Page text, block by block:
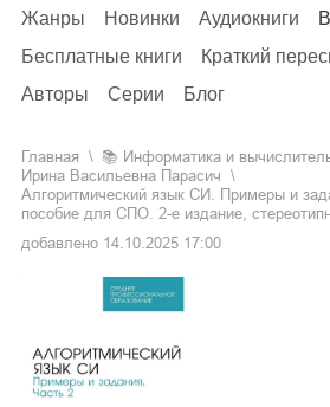
Жанры Новинки Аудиокниги
Бесплатные книги
Краткий
Авторы
Серии Блог
Главная 📚
информатика и
Ирина Васильевна Парасич
Алгоритмический язык СИ. Примеры и
пособие для СПО. 2-е издание,
добавлено 14.10.2025 17:00